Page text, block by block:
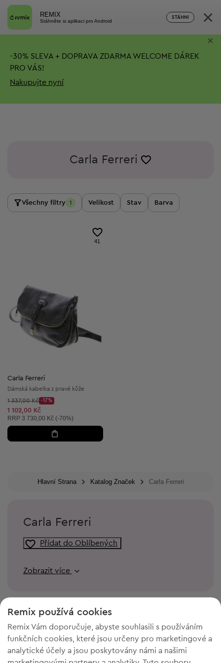
REMIX
Stáhněte si aplikaci pro Android
STÁHNI ×
-30% SLEVA + DOPRAVA ZDARMA WELCOME DÁREK
PRO VÁS!
Nakupujte nyní
×
Carla Ferreri
Všechny filtry 1 Velikost Stav Barva
41
Carla Ferreri
Dámská kabelka z pravé kůže
Původní cena:
1 337,00 Kč
Discount Price:
-17%
Snížená cena:
1 102,00 Kč
Doporučená cena:
RRP 3 730,00 Kč (-70%)
Hlavní Strana Katalog Značek Carla Ferreri
Carla Ferreri
Přídat do Oblíbených
Zobrazit více
Remix používá cookies
Remix Vám doporučuje, abyste souhlasili s používáním
funkčních cookies, které jsou určeny pro marketingové a
analytické účely a jsou poskytovány námi a našimi